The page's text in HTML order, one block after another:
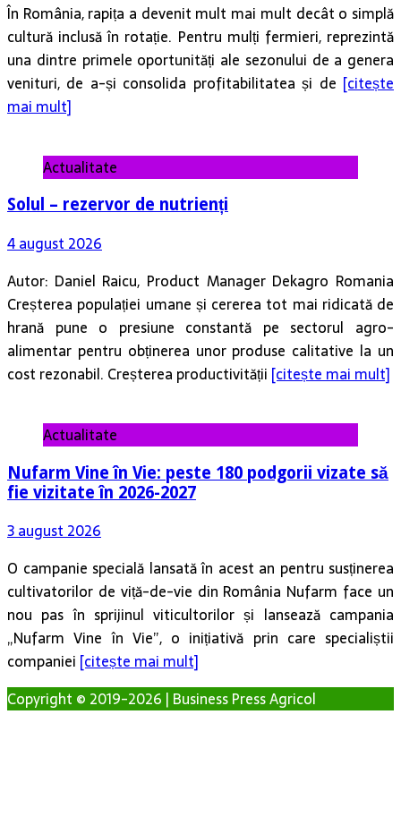
În România, rapița a devenit mult mai mult decât o simplă
cultură inclusă în rotație. Pentru mulți fermieri, reprezintă
una dintre primele oportunități ale sezonului de a genera
venituri, de a-și consolida profitabilitatea și de [citește
mai mult]
Actualitate
Solul – rezervor de nutrienți
4 august 2026
Autor: Daniel Raicu, Product Manager Dekagro Romania
Creșterea populației umane și cererea tot mai ridicată de
hrană pune o presiune constantă pe sectorul agro-
alimentar pentru obținerea unor produse calitative la un
cost rezonabil. Creșterea productivității [citește mai mult]
Actualitate
Nufarm Vine în Vie: peste 180 podgorii vizate să
fie vizitate în 2026-2027
3 august 2026
O campanie specială lansată în acest an pentru susținerea
cultivatorilor de viță-de-vie din România Nufarm face un
nou pas în sprijinul viticultorilor și lansează campania
„Nufarm Vine în Vie”, o inițiativă prin care specialiștii
companiei [citește mai mult]
Copyright © 2019-2026 | Business Press Agricol